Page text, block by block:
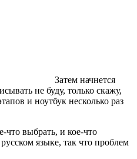
Затем начнется
не буду, только скажу,
и ноутбук несколько раз
что выбрать, и кое-что
языке, так что проблем